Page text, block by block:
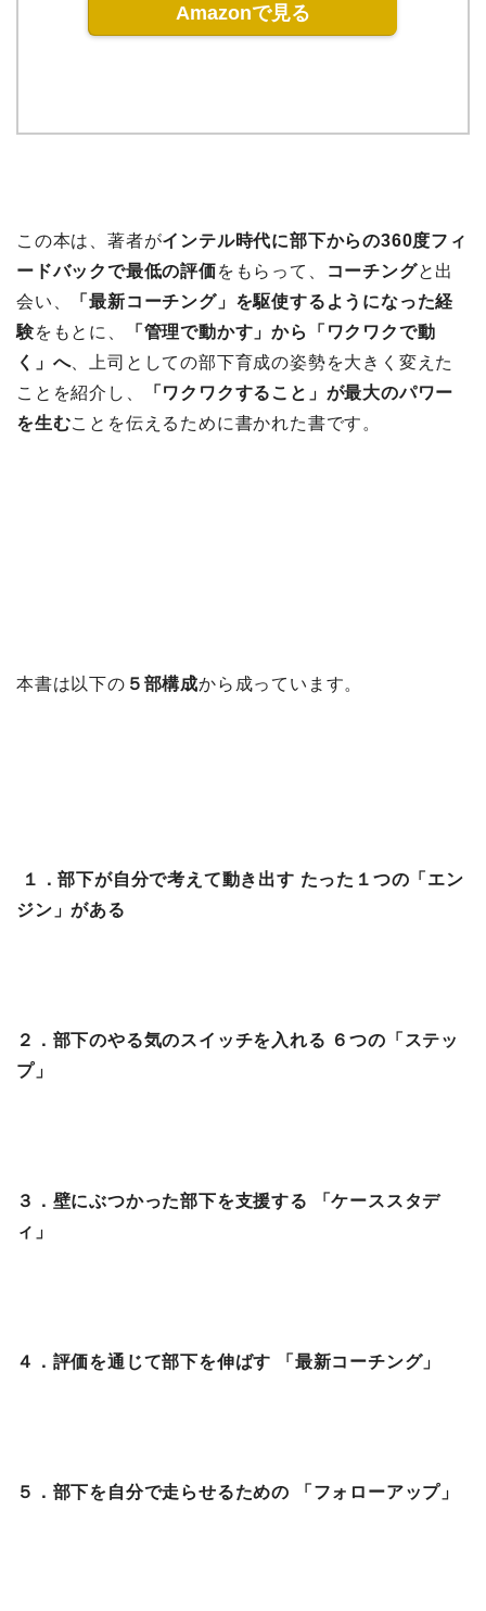
Amazonで見る
この本は、著者がインテル時代に部下からの360度フィ
ードバックで最低の評価をもらって、 コーチングと出
会い、
「最新コーチング」を駆使するようになった経
験をもとに、
「管理で動かす」から「ワクワクで動
く」へ、上司としての部下育成の姿勢を大きく変えた
ことを紹介し、
「ワクワクすること」が最大のパワー
を生むことを伝えるために書かれた書です。
本書は以下の ５部構成から成っています。
１．部下が自分で考えて動き出す たった１つの「エン
ジン」がある
２．部下のやる気のスイッチを入れる ６つの「ステッ
プ」
３．壁にぶつかった部下を支援する 「ケーススタデ
ィ」
４．評価を通じて部下を伸ばす 「最新コーチング」
５．部下を自分で走らせるための 「フォローアップ」